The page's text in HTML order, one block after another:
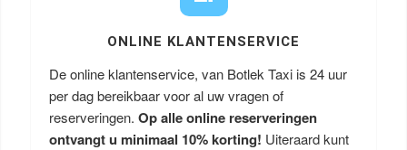
ONLINE KLANTENSERVICE
De online klantenservice, van Botlek Taxi is 24 uur
per dag bereikbaar voor al uw vragen of
reserveringen. Op alle online reserveringen
ontvangt u minimaal 10% korting! Uiteraard kunt